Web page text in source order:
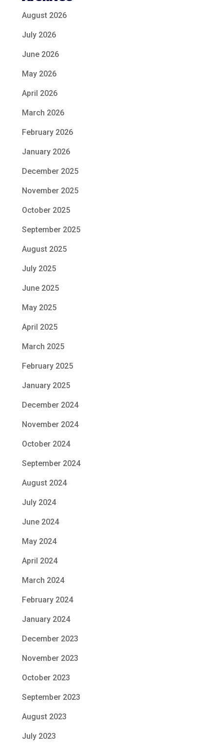
August 2026
July 2026
June 2026
May 2026
April 2026
March 2026
February 2026
January 2026
December 2025
November 2025
October 2025
September 2025
August 2025
July 2025
June 2025
May 2025
April 2025
March 2025
February 2025
January 2025
December 2024
November 2024
October 2024
September 2024
August 2024
July 2024
June 2024
May 2024
April 2024
March 2024
February 2024
January 2024
December 2023
November 2023
October 2023
September 2023
August 2023
July 2023